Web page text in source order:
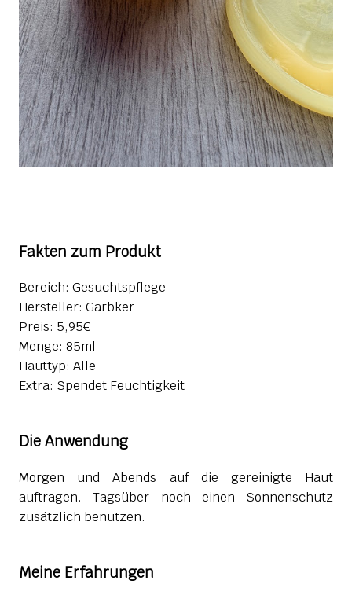
Fakten zum Produkt
Bereich: Gesuchtspflege
Hersteller: Garbker
Preis: 5,95€
Menge: 85ml
Hauttyp: Alle
Extra: Spendet Feuchtigkeit
Die Anwendung
Morgen und Abends auf die gereinigte Haut
auftragen. Tagsüber noch einen Sonnenschutz
zusätzlich benutzen.
Meine Erfahrungen